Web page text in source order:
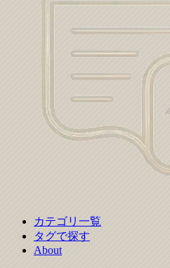
カテゴリ一覧
タグで探す
About